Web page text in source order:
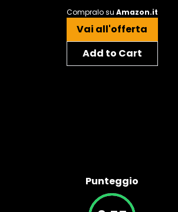
Compralo su Amazon.it
Vai all'offerta
Add to Cart
Punteggio